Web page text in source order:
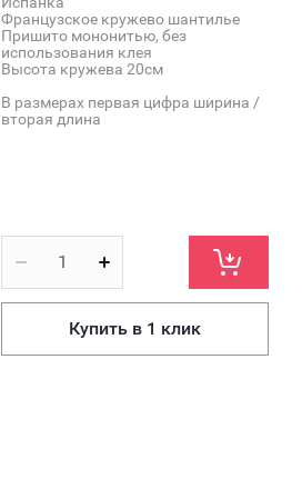
Французское кружево шантилье
Пришито мононитью, без
использования клея
Высота кружева 20см
В размерах первая цифра ширина /
вторая длина
Купить в 1 клик